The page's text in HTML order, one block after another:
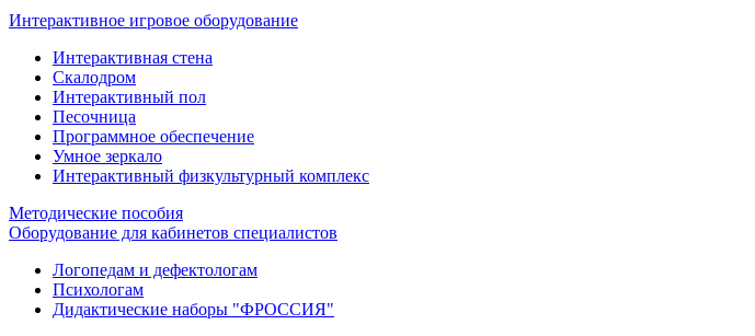
Интерактивное игровое оборудование
Интерактивная стена
Скалодром
Интерактивный пол
Песочница
Программное обеспечение
Умное зеркало
Интерактивный физкультурный комплекс
Методические пособия
Оборудование для кабинетов специалистов
Логопедам и дефектологам
Психологам
Дидактические наборы "ФРОССИЯ"